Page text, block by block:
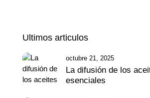
Ultimos articulos
octubre 21, 2025
La difusión de los
esenciales